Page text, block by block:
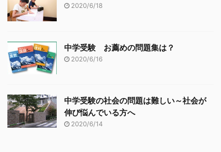
2020/6/18
中学受験 お薦めの問題集は？
2020/6/16
中学受験の社会の問題は難しい～社会が
伸び悩んでいる方へ
2020/6/14